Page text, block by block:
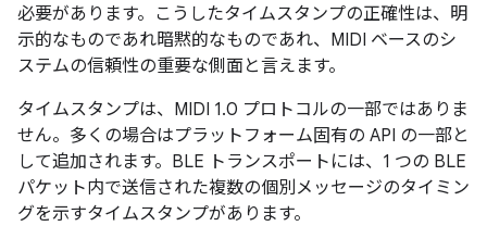
必要があります。こうしたタイムスタンプの正確性は、明
示的なものであれ暗黙的なものであれ、MIDI ベースのシ
ステムの信頼性の重要な側面と言えます。
タイムスタンプは、MIDI 1.0 プロトコルの一部ではありま
せん。多くの場合はプラットフォーム固有の API の一部と
して追加されます。BLE トランスポートには、1 つの BLE
パケット内で送信された複数の個別メッセージのタイミン
グを示すタイムスタンプがあります。